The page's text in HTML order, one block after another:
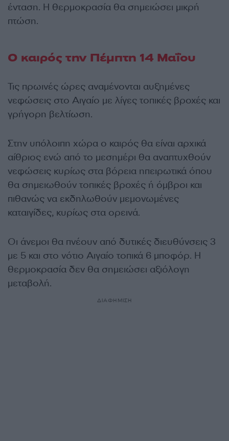
ένταση. Η θερμοκρασία θα σημειώσει μικρή
πτώση.
Ο καιρός την Πέμπτη 14 Μαΐου
Τις πρωινές ώρες αναμένονται αυξημένες
νεφώσεις στο Αιγαίο με λίγες τοπικές βροχές και
γρήγορη βελτίωση.
Στην υπόλοιπη χώρα ο καιρός θα είναι αρχικά
αίθριος ενώ από το μεσημέρι θα αναπτυχθούν
νεφώσεις κυρίως στα βόρεια ηπειρωτικά όπου
θα σημειωθούν τοπικές βροχές ή όμβροι και
πιθανώς να εκδηλωθούν μεμονωμένες
καταιγίδες, κυρίως στα ορεινά.
Οι άνεμοι θα πνέουν από δυτικές διευθύνσεις 3
με 5 και στο νότιο Αιγαίο τοπικά 6 μποφόρ. Η
θερμοκρασία δεν θα σημειώσει αξιόλογη
μεταβολή.
ΔΙΑΦΗΜΙΣΗ